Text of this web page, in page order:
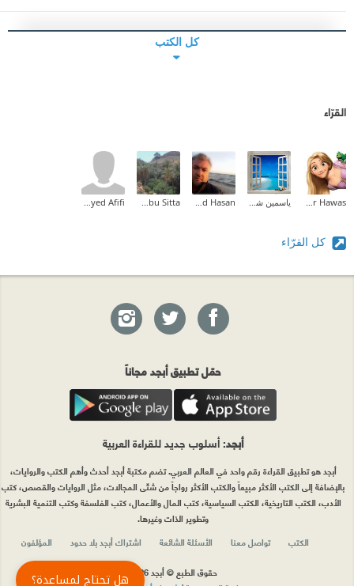
كل الكتب
القرّاء
كل القرّاء
حمّل تطبيق أبجد مجاناً
أبجد: أسلوب جديد للقراءة العربية
أبجد هو تطبيق القراءة رقم واحد في العالم العربي. تضم مكتبة أبجد أحدث وأهم الكتب والروايات،
بالإضافة إلى الكتب الأكثر مبيعاً والكتب الأكثر رواجاً من شتّى المجالات، مثل الروايات والقصص، كتب
الأدب، الكتب التاريخية، الكتب السياسية، كتب المال والأعمال، كتب الفلسفة وكتب التنمية البشرية
وتطوير الذات وغيرها.
الكتب
تواصل معنا الأسئلة الشائعة اشتراك أبجد بلا حدود
المؤلفون
حقوق الطبع © أبجد 2026
هل تحتاج لمساعدة؟